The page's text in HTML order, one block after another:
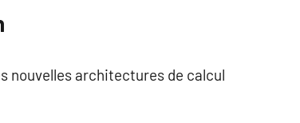
nouvelles architectures de calcul